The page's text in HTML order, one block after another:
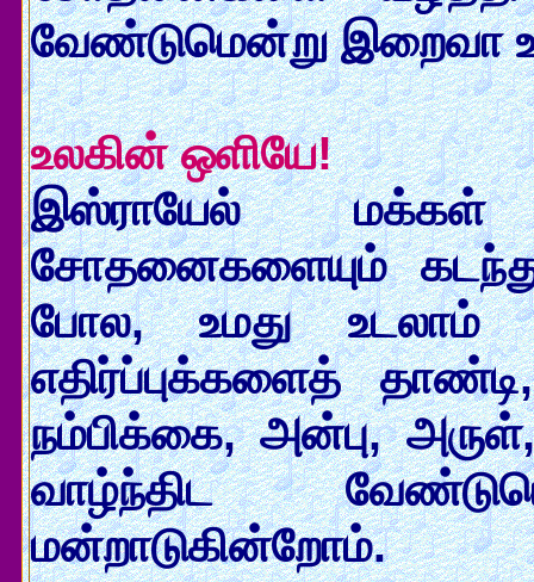
வேண்டுமென்று இறைவா
உலகின் ஒளியே!
இஸ்ராயேல் மக்கள்
சோதனைகளையும்
போல, உமது உடலாம்
எதிர்ப்புக்களைத்
நம்பிக்கை, அன்பு,
வாழ்ந்திட
மன்றாடுகின்றோம்.